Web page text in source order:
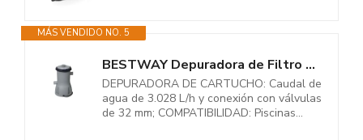
MÁS VENDIDO NO. 5
BESTWAY Depuradora de Filtro de Cartucho de 3.028 litros/hora 20x18x31 cm...
DEPURADORA DE CARTUCHO: Caudal de
agua de 3.028 L/h y conexión con válvulas
de 32 mm; COMPATIBILIDAD: Piscinas...